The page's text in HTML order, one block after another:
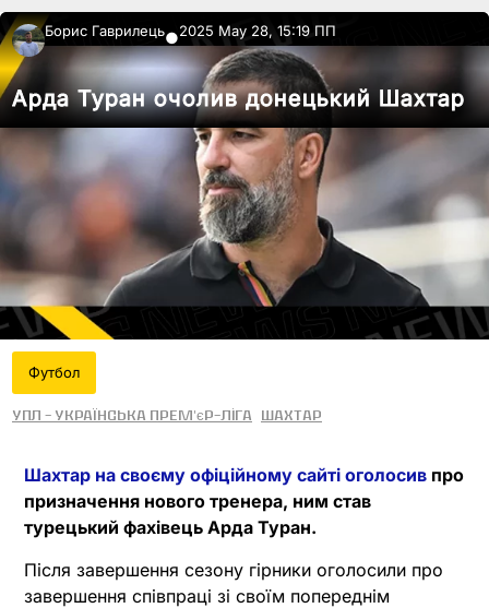
Борис Гаврилець●2025 May 28, 15:19 ПП
Арда Туран очолив донецький Шахтар
Футбол
УПЛ - Українська прем'єр-ліга Шахтар
Шахтар на своєму офіційному сайті оголосив про
призначення нового тренера, ним став
турецький фахівець Арда Туран.
Після завершення сезону гірники оголосили про
завершення співпраці зі своїм попереднім